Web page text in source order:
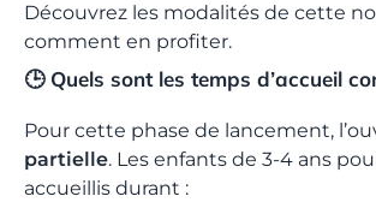
Découvrez les modalités de cette
comment en profiter.
🕒 Quels sont les temps d’accueil
Pour cette phase de lancement,
partielle. Les enfants de 3-4 ans
accueillis durant :